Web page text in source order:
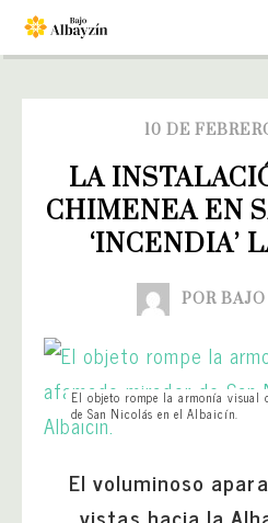
10 DE
LA
CHIMENEA EN
‘INCENDIA’
POR
El objeto rompe la armonía visual
de San Nicolás en el Albaicín.
El voluminoso